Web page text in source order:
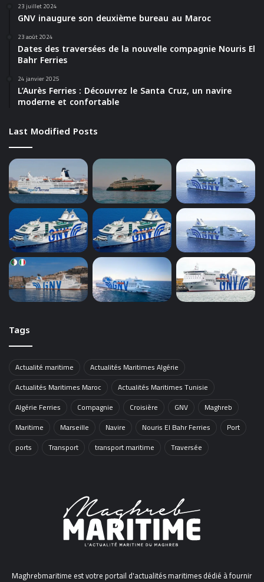
23 juillet 2024
GNV inaugure son deuxième bureau au Maroc
23 août 2024
Dates des traversées de la nouvelle compagnie Nouris El
Bahr Ferries
24 janvier 2025
L’Aurès Ferries : Découvrez le Santa Cruz, un navire
moderne et confortable
Last Modified Posts
Tags
Actualité maritime
Actualités Maritimes Algérie
Actualités Maritimes Maroc
Actualités Maritimes Tunisie
Algérie Ferries
Compagnie Croisière GNV
Maghreb
Maritime
Marseille Navire Nouris El Bahr Ferries
Port
ports
Transport transport maritime Traversée
Maghrebmaritime est votre portail d'actualités maritimes dédié à fournir